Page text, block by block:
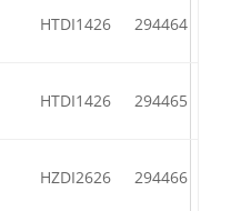
HTDI1426 294464
HTDI1426 294465
HZDI2626 294466